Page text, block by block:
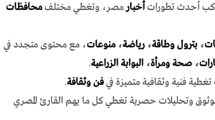
أحدث تطوراتأخبار مصر، وتغطي مختلفمحافظات
، بترول وطاقة، رياضة،منوعات، مع محتوى متجدد في
، صحة ومرأة، البوابة الزراعية.
فنية وثقافية متميزة فيفن وثقافة.
وتحليلات حصرية تغطي كل ما يهم القارئ المصري